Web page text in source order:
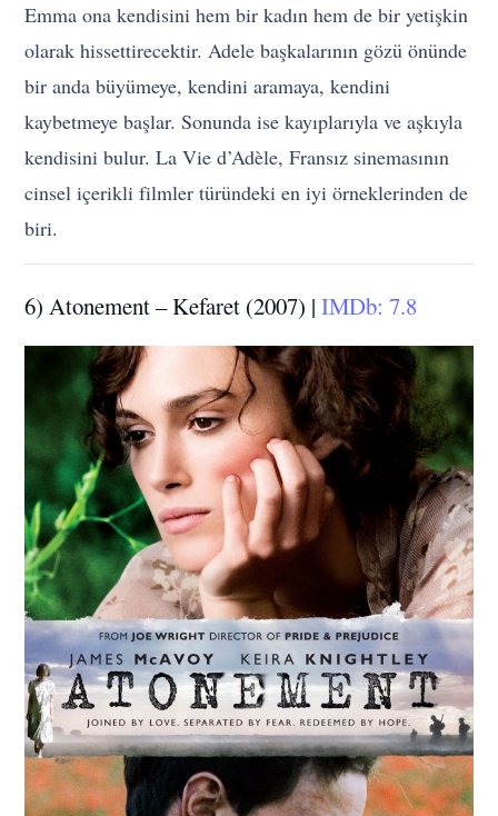
Emma ona kendisini hem bir kadın hem de bir yetişkin
olarak hissettirecektir. Adele başkalarının gözü önünde
bir anda büyümeye, kendini aramaya, kendini
kaybetmeye başlar. Sonunda ise kayıplarıyla ve aşkıyla
kendisini bulur. La Vie d’Adèle, Fransız sinemasının
cinsel içerikli filmler türündeki en iyi örneklerinden de
biri.
6) Atonement – Kefaret (2007) |IMDb: 7.8